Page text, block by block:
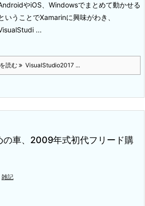
やiOS、Windowsでまとめて動かせる
いうことでXamarinに興味がわき、
...
読む VisualStudio2017 ...
の車、2009年式初代フリード購
雑記